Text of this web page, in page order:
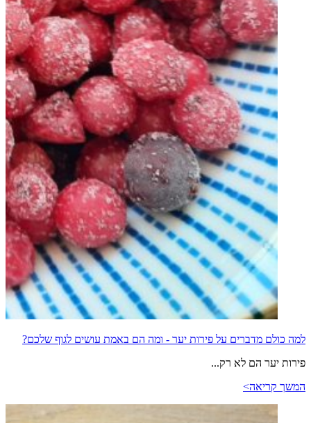
למה כולם מדברים על פירות יער - ומה הם באמת עושים לגוף שלכם?
פירות יער הם לא רק...
המשך קריאה>